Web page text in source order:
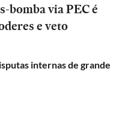
bomba via PEC é
e veto
internas de grande